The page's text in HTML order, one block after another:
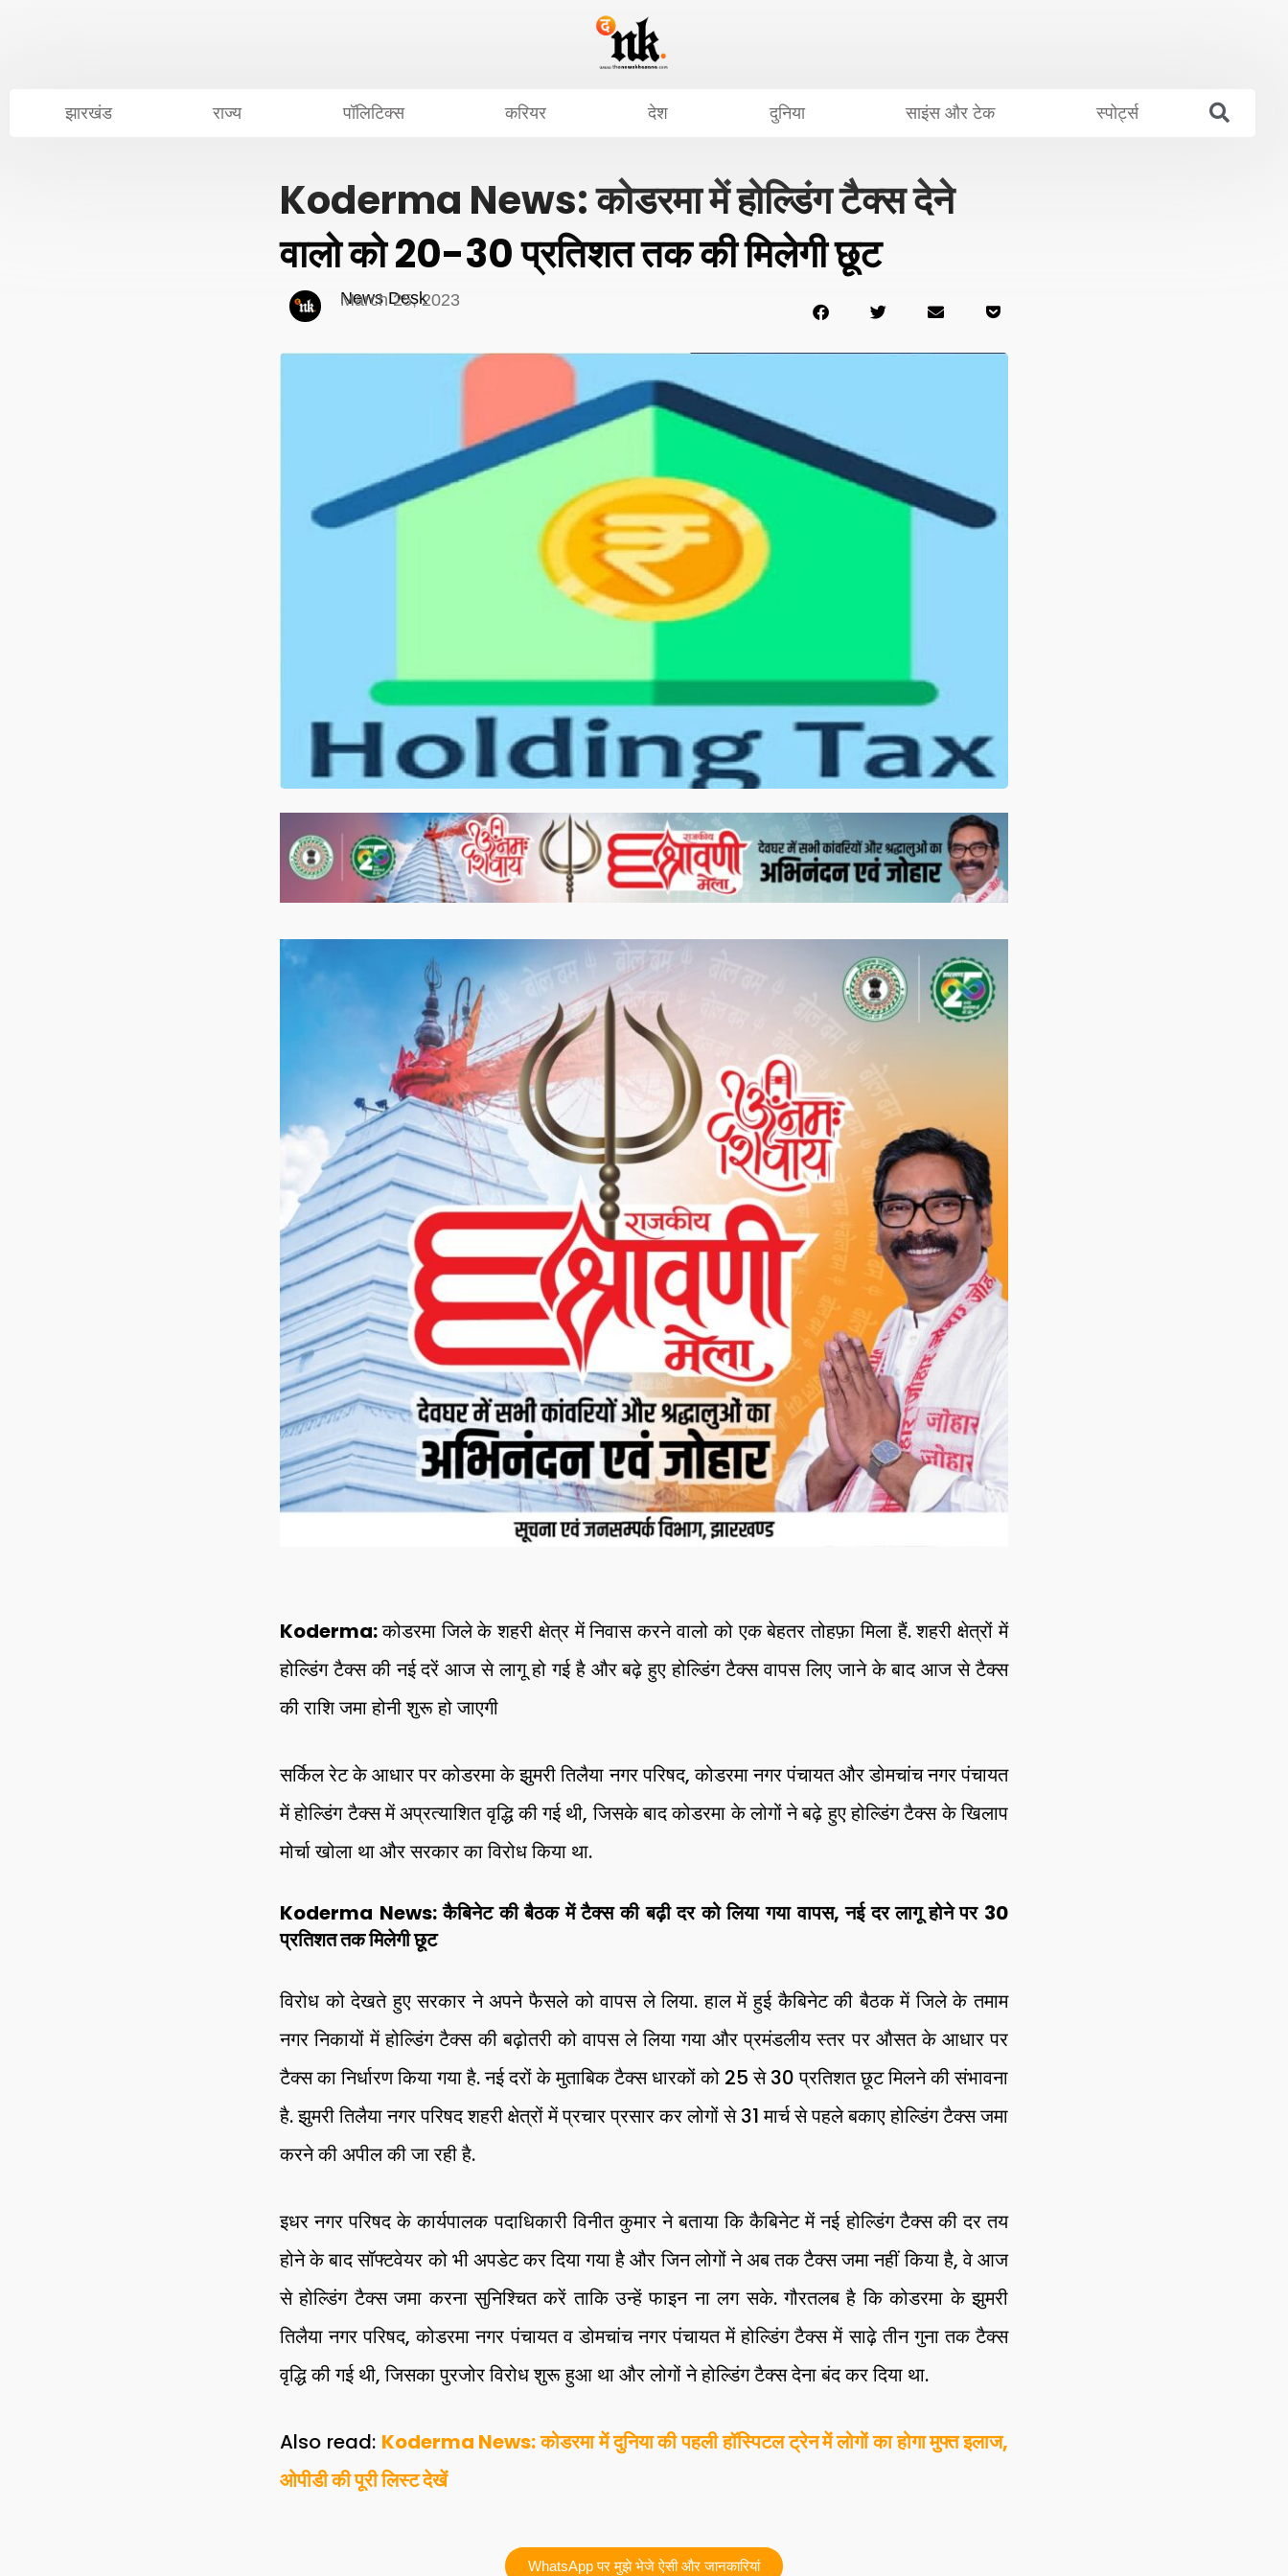
contentझारखंड राज्य पॉलिटिक्स करियर देश दुनिया साइंस और टेक स्पोर्ट्स
Koderma News: कोडरमा में होल्डिंग टैक्स देने
वालो को 20-30 प्रतिशत तक की मिलेगी छूट
News Desk
March 25, 2023
Koderma:कोडरमा जिले के शहरी क्षेत्र में निवास करने वालो को एक बेहतर तोहफ़ा मिला हैं. शहरी क्षेत्रों में
होल्डिंग टैक्स की नई दरें आज से लागू हो गई है और बढ़े हुए होल्डिंग टैक्स वापस लिए जाने के बाद आज से टैक्स
की राशि जमा होनी शुरू हो जाएगी
सर्किल रेट के आधार पर कोडरमा के झुमरी तिलैया नगर परिषद, कोडरमा नगर पंचायत और डोमचांच नगर पंचायत
में होल्डिंग टैक्स में अप्रत्याशित वृद्धि की गई थी, जिसके बाद कोडरमा के लोगों ने बढ़े हुए होल्डिंग टैक्स के खिलाप
मोर्चा खोला था और सरकार का विरोध किया था.
Koderma News: कैबिनेट की बैठक में टैक्स की बढ़ी दर को लिया गया वापस, नई दर लागू होने पर 30
प्रतिशत तक मिलेगी छूट
विरोध को देखते हुए सरकार ने अपने फैसले को वापस ले लिया. हाल में हुई कैबिनेट की बैठक में जिले के तमाम
नगर निकायों में होल्डिंग टैक्स की बढ़ोतरी को वापस ले लिया गया और प्रमंडलीय स्तर पर औसत के आधार पर
टैक्स का निर्धारण किया गया है. नई दरों के मुताबिक टैक्स धारकों को 25 से 30 प्रतिशत छूट मिलने की संभावना
है. झुमरी तिलैया नगर परिषद शहरी क्षेत्रों में प्रचार प्रसार कर लोगों से 31 मार्च से पहले बकाए होल्डिंग टैक्स जमा
करने की अपील की जा रही है.
इधर नगर परिषद के कार्यपालक पदाधिकारी विनीत कुमार ने बताया कि कैबिनेट में नई होल्डिंग टैक्स की दर तय
होने के बाद सॉफ्टवेयर को भी अपडेट कर दिया गया है और जिन लोगों ने अब तक टैक्स जमा नहीं किया है, वे आज
से होल्डिंग टैक्स जमा करना सुनिश्चित करें ताकि उन्हें फाइन ना लग सके. गौरतलब है कि कोडरमा के झुमरी
तिलैया नगर परिषद, कोडरमा नगर पंचायत व डोमचांच नगर पंचायत में होल्डिंग टैक्स में साढ़े तीन गुना तक टैक्स
वृद्धि की गई थी, जिसका पुरजोर विरोध शुरू हुआ था और लोगों ने होल्डिंग टैक्स देना बंद कर दिया था.
Also read: Koderma News: कोडरमा में दुनिया की पहली हॉस्पिटल ट्रेन में लोगों का होगा मुफ्त इलाज,
ओपीडी की पूरी लिस्ट देखें
WhatsApp पर मुझे भेजे ऐसी और जानकारियां